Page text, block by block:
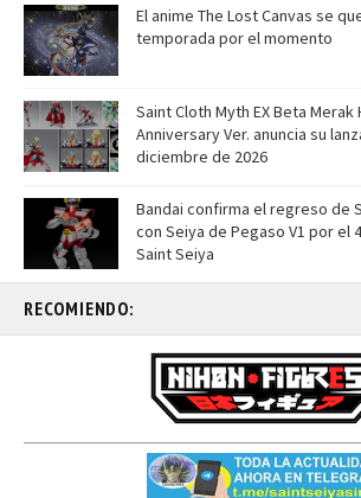
El anime The Lost Canvas se
temporada por el momento
Saint Cloth Myth EX Beta Merak
Anniversary Ver. anuncia su
diciembre de 2026
Bandai confirma el regreso de
con Seiya de Pegaso V1 por el
Saint Seiya
RECOMIENDO: